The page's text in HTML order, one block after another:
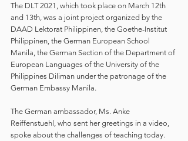
The DLT 2021, which took place on March 12th
and 13th, was a joint project organized by the
DAAD Lektorat Philippinen, the Goethe-Institut
Philippinen, the German European School
Manila, the German Section of the Department of
European Languages of the University of the
Philippines Diliman under the patronage of the
German Embassy Manila.
The German ambassador, Ms. Anke
Reiffenstuehl, who sent her greetings in a video,
spoke about the challenges of teaching today.